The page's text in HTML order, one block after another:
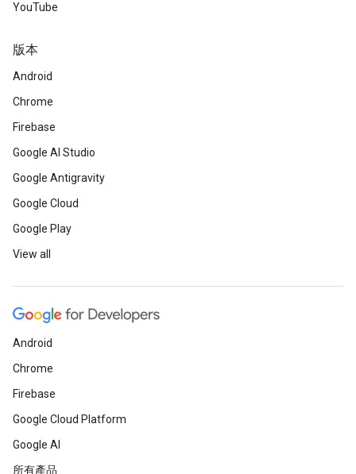
YouTube
版本
Android
Chrome
Firebase
Google AI Studio
Google Antigravity
Google Cloud
Google Play
View all
Android
Chrome
Firebase
Google Cloud Platform
Google AI
所有產品